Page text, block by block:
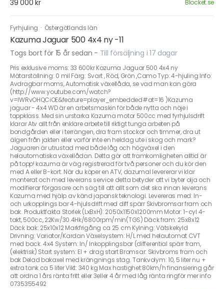
39 000 kr Blocket.se
Fyrhjuling · Östergötlands län
Kazuma Jaguar 500 4x4 ny -11
Togs bort för 15 år sedan - Till försäljning i 17 dagar
Pris exklusive moms: 33 600kr Kazuma Jaguar 500 4x4 ny
Mätarställning: 0 mil Färg: Svart , Röd, Grön ,Camo Typ: 4-hjuling Info:
Avdragbar moms, Automatisk växellåda, se vad man kan göra
(http://www.youtube.com/watch?
v=lWRvOHQCiOE&feature=player_embedded#at=16 )Kazuma
jaguar - 4x4 WD är en arbetsmaskin för både nytta och nöje i
toppklass. Med sin urstarka Kazuma motor 500cc med fyrhjulsdrift
klarar Atv allt från enklare arbete till riktigt tunga arbeten på
bondgården eller i terrängen, dra fram stockar och timmer, dra ut
älgen från jakten eller varför inte en heldag ute i skog och mark?
Jaguaren är utrustad med både låg och högväxel i den
helautomatiska växellådan. Detta gör att framkomligheten alltid är
på topp! kazuma är väg registrerad för två personer och du kör den
med A eller B-kort. När du köper en ATV, dazumal levererar vi klar
monterat och med leverans service detta betyder att vi byter olja och
modifierar förgasare och säg till att allt som det ska innan leverans
Kazuma med hjälp av känd japansk teknologi. Levereras med: In-
och urkopplings bar 4-hjulsdrift med diff spärr Skivbromsar fram och
bak. Produktfakta Storlek (LxBxH): 2050x1150x1200mm Motor: 1-cyl 4-
takt, 500cc, 22Kw/30.4Hk/6800rpm/min(TGS) Däck fram: 25x8x12
Däck bak: 25x10x12 Markfrigång ca 25 cm Kylning: Vätskekyld
Drivning: Variator/Kardan Växelsystem: H/L med helautomat CVT
med back. 4x4 System: In/ Inkopplingsbar (differential spärr fram,
(elektrisk) Start system: El + drag start Bromsar: Skivbroms fram och
bak Delad bakaxel med krängnings stag. Tankvolym: 10, 5 liter nu +
extra tank ca 5 liter Vikt: 340 kg Max hastighet:80km/h finansiering går
att ordna 1 års ränta fritt eller 3eller 4 år med låg ränta ringför mer info
0735355492